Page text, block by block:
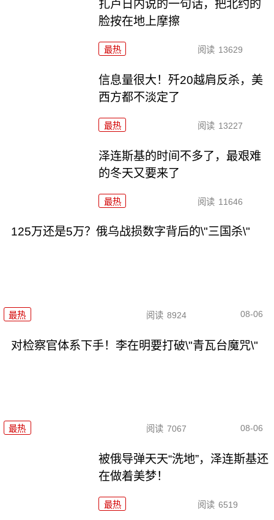
扎卢日内说的一句话，把北约的
脸按在地上摩擦
最热 阅读 13629
信息量很大！歼20越肩反杀，美
西方都不淡定了
最热 阅读 13227
泽连斯基的时间不多了，最艰难
的冬天又要来了
最热 阅读 11646
125万还是5万？俄乌战损数字背后的\"三国杀\"
最热 阅读 8924 08-06
对检察官体系下手！李在明要打破\"青瓦台魔咒\"
最热 阅读 7067 08-06
被俄导弹天天“洗地”，泽连斯基还
在做着美梦！
最热 阅读 6519